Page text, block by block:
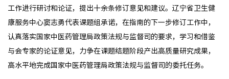
工作进行研讨和论证，提出十余条修订意见和建议。辽宁省卫生健
康服务中心窦志勇代表课题组承诺，在指南的下一步修订工作中，
认真落实国家中医药管理局政策法规与监督司的要求，学习和借鉴
与会专家的论证意见，力争在课题结题阶段产出高质量研究成果，
高水平地完成国家中医药管理局政策法规与监督司的委托任务。